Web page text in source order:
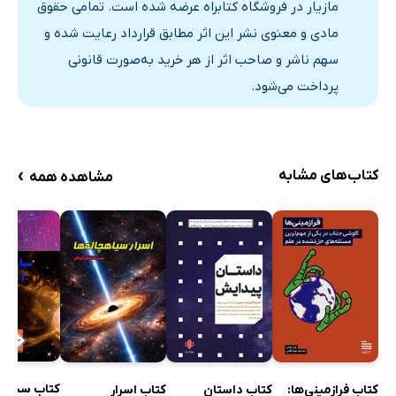
تولد کیهان
چشم‌اندازی بکر
چرخه زندگی
نگاشت آسمان شب
بستر تولد ستارگان
چگونه سیارات فراخورشیدی را بیابیم؟
منشاء حیات
جدول تناوبی عناصر
گروه جهانی عناصر شیمی
ستارگان از چه موادی ساخته شده‌اند؟
مازیار در فروشگاه کتابراه عرضه شده است. تمامی حقوق
مادی و معنوی نشر این اثر مطابق قرارداد رعایت شده و
سهم ناشر و صاحب اثر از هر خرید به‌صورت قانونی
پرداخت می‌شود.
کتاب‌های مشابه مشاهده همه ›
کتاب فرازمینی‌ها:
کتاب داستان
کتاب اسرار
کتاب